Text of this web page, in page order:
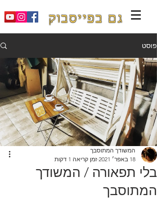
גם בפייסבוק
פוסט
בלי תפאורה / המשודך
המתוסבך
המשודך המתוסבך
18 באפר׳ 2021
זמן קריאה 1 דקות